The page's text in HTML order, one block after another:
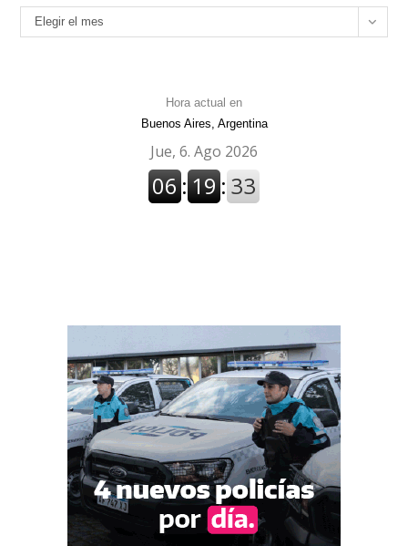
Archivos
Elegir el mes
Hora actual en
Buenos Aires, Argentina